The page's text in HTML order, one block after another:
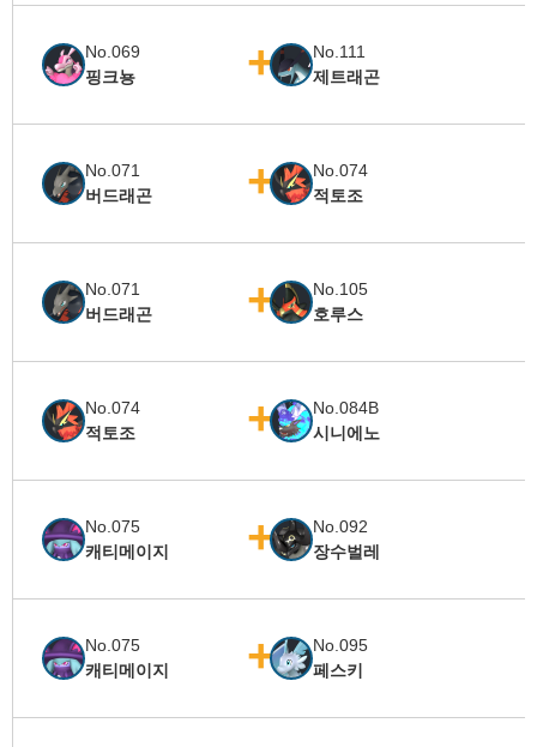
No.069
핑크뇽
No.111
제트래곤
No.071
버드래곤
No.074
적토조
No.071
버드래곤
No.105
호루스
No.074
적토조
No.084B
시니에노
No.075
캐티메이지
No.092
장수벌레
No.075
캐티메이지
No.095
페스키